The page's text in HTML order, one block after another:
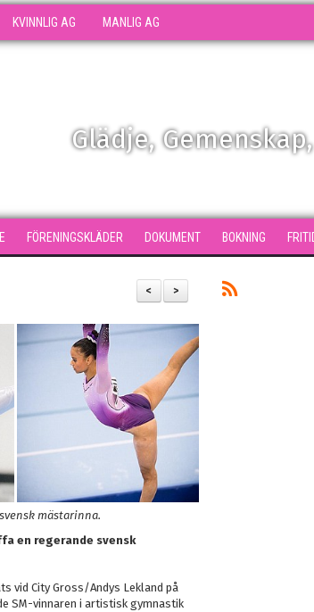
KVINNLIG AG MANLIG AG
Glädje,
FÖRENINGSKLÄDER DOKUMENT BOKNING
>
<
mästarinna.
en regerande svensk
vid City Gross/Andys Lekland på
SM-vinnaren i artistisk gymnastik